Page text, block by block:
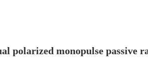
polarized monopulse passive